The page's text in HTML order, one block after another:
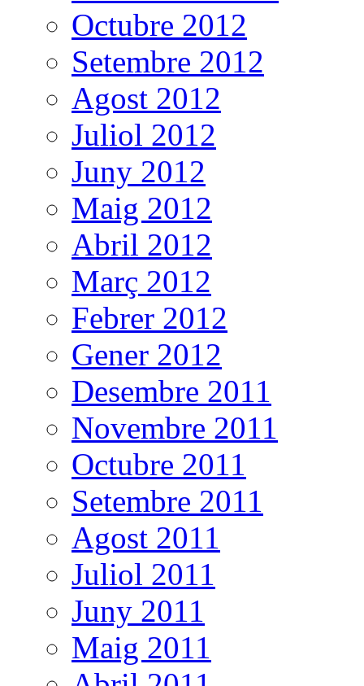
Octubre 2012
Setembre 2012
Agost 2012
Juliol 2012
Juny 2012
Maig 2012
Abril 2012
Març 2012
Febrer 2012
Gener 2012
Desembre 2011
Novembre 2011
Octubre 2011
Setembre 2011
Agost 2011
Juliol 2011
Juny 2011
Maig 2011